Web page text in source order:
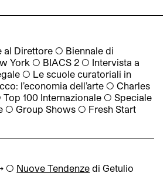
Direttore ◯ Biennale di
York ◯ BIACS 2 ◯ Intervista a
◯ Le scuole curatoriali in
l’economia dell’arte ◯ Charles
100 Internazionale ◯ Speciale
◯ Group Shows ◯ Fresh Start
◯ Nuove Tendenze di Getulio